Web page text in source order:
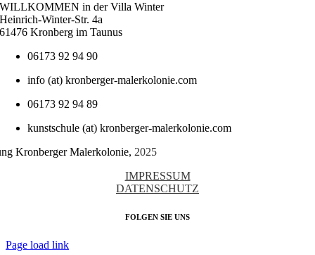
WILLKOMMEN in der Villa Winter
Heinrich-Winter-Str. 4a
61476 Kronberg im Taunus
06173 92 94 90
info (at) kronberger-malerkolonie.com
06173 92 94 89
kunstschule (at) kronberger-malerkolonie.com
Kronberger Malerkolonie, 2025
IMPRESSUM
DATENSCHUTZ
FOLGEN SIE UNS
Page load link